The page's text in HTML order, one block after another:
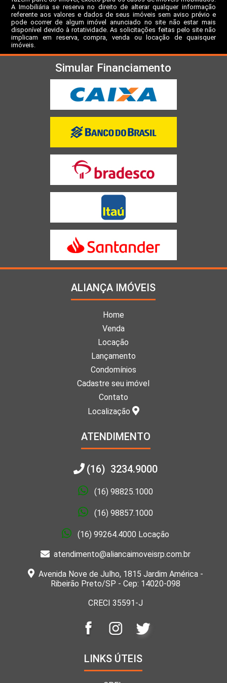
A Imobiliária se reserva no direito de alterar qualquer informação
referente aos valores e dados de seus imóveis sem aviso prévio e
pode ocorrer de algum imóvel anunciado no site não estar mais
disponível devido à rotatividade. As solicitações feitas pelo site não
implicam em reserva, compra, venda ou locação de quaisquer
imóveis.
Simular Financiamento
ALIANÇA IMÓVEIS
Home
Venda
Locação
Lançamento
Condomínios
Cadastre seu imóvel
Contato
Localização
ATENDIMENTO
(16) 3234.9000
(16) 98825.1000
(16) 98857.1000
(16) 99264.4000 Locação
atendimento@aliancaimoveisrp.com.br
Avenida Nove de Julho, 1815 Jardim América -
Ribeirão Preto/SP - Cep: 14020-098
CRECI 35591-J
LINKS ÚTEIS